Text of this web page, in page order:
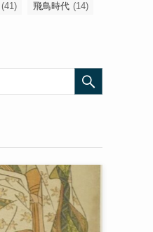
(41) 飛鳥時代 (14)